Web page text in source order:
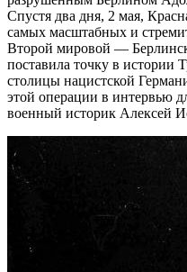
Спустя два дня, 2 мая,
самых масштабных и
Второй мировой —
поставила точку в истории
столицы нацистской
этой операции в интервью
военный историк Алексей